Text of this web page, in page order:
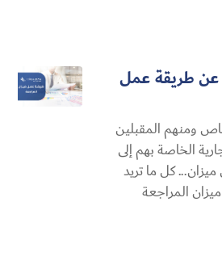
عن طريقة عمل
ومنهم المقبلين
الخاصة بهم إلى
كل ما تريد
المراجعة